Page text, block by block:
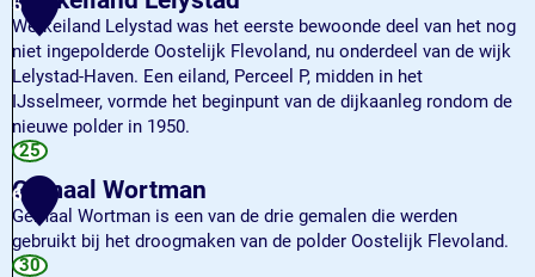
t
v
a
a
r
d
e
r
s
p
l
t
r
t
S
i
d
e
o
t
e
l
d
e
a
n
g
e
5
Werkeiland Lelystad was het eerste bewoonde deel van het nog
niet ingepolderde Oostelijk Flevoland, nu onderdeel van de wijk
Lelystad-Haven. Een eiland, Perceel P, midden in het
IJsselmeer, vormde het beginpunt van de dijkaanleg rondom de
nieuwe polder in 1950.
W
e
r
k
e
25
6
Gemaal Wortman
Gemaal Wortman is een van de drie gemalen die werden
gebruikt bij het droogmaken van de polder Oostelijk Flevoland.
G30